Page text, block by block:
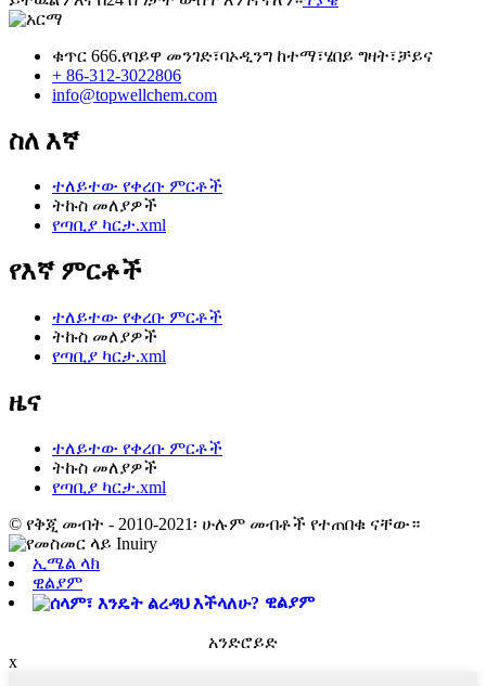
ቁጥር 666.የባይዋ መንገድ፣ባኦዲንግ ከተማ፣ሄበይ ግዛት፣ቻይና
+ 86-312-3022806
info@topwellchem.com
ስለ እኛ
ተለይተው የቀረቡ ምርቶች
ትኩስ መለያዎች
የጣቢያ ካርታ.xml
የእኛ ምርቶች
ተለይተው የቀረቡ ምርቶች
ትኩስ መለያዎች
የጣቢያ ካርታ.xml
ዜና
ተለይተው የቀረቡ ምርቶች
ትኩስ መለያዎች
የጣቢያ ካርታ.xml
© የቅጂ መብት - 2010-2021፡ ሁሉም መብቶች የተጠበቁ ናቸው።
ኢሜል ላክ
ዊልያም
ዊልያም
አንድሮይድ
x